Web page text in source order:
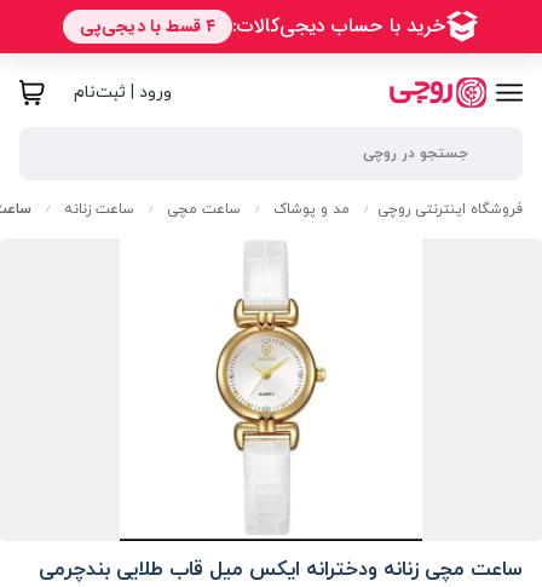
ورود | ثبت‌نام
فروشگاه اینترنتی روچی / مد و پوشاک / ساعت مچی / ساعت زنانه /
ساعت مچی زنانه ودخترانه ایکس میل قاب طلایی بندچرمی